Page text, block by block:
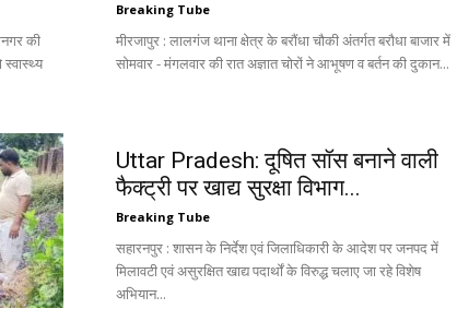
की
Breaking Tube
मीरजापुर : लालगंज थाना क्षेत्र के बरौंधा चौकी अंतर्गत बरौधा बाजार में
सोमवार - मंगलवार की रात अज्ञात चोरों ने आभूषण व बर्तन की दुकान...
Uttar Pradesh: दूषित सॉस बनाने वाली
फैक्ट्री पर खाद्य सुरक्षा विभाग...
Breaking Tube
सहारनपुर : शासन के निर्देश एवं जिलाधिकारी के आदेश पर जनपद में
मिलावटी एवं असुरक्षित खाद्य पदार्थों के विरुद्ध चलाए जा रहे विशेष
अभियान...